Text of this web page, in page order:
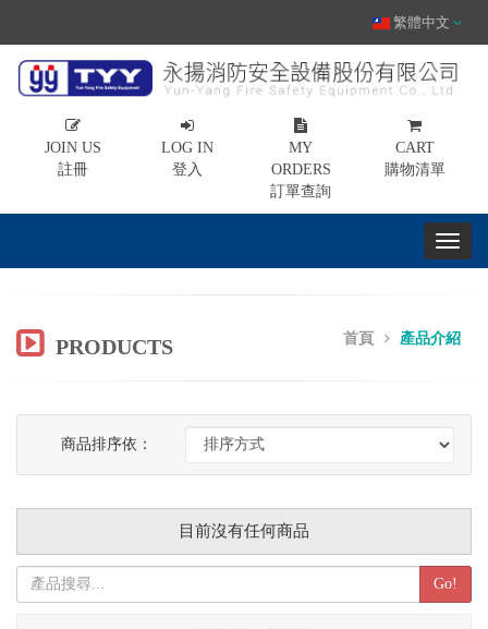
繁體中文
JOIN US
註冊
LOG IN
登入
MY
ORDERS
訂單查詢
CART
購物清單
首頁 產品介紹
PRODUCTS
Go!
商品排序依：
目前沒有任何商品